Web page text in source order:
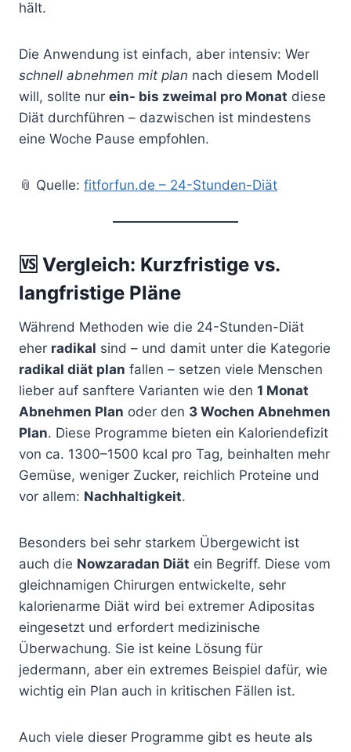
hält.
Die Anwendung ist einfach, aber intensiv: Wer
schnell abnehmen mit plan nach diesem Modell
will, sollte nur ein- bis zweimal pro Monat diese
Diät durchführen – dazwischen ist mindestens
eine Woche Pause empfohlen.
📎 Quelle: fitforfun.de – 24-Stunden-Diät
🆚 Vergleich: Kurzfristige vs.
langfristige Pläne
Während Methoden wie die 24-Stunden-Diät
eher radikal sind – und damit unter die Kategorie
radikal diät plan fallen – setzen viele Menschen
lieber auf sanftere Varianten wie den 1 Monat
Abnehmen Plan oder den 3 Wochen Abnehmen
Plan. Diese Programme bieten ein Kaloriendefizit
von ca. 1300–1500 kcal pro Tag, beinhalten mehr
Gemüse, weniger Zucker, reichlich Proteine und
vor allem: Nachhaltigkeit.
Besonders bei sehr starkem Übergewicht ist
auch die Nowzaradan Diät ein Begriff. Diese vom
gleichnamigen Chirurgen entwickelte, sehr
kalorienarme Diät wird bei extremer Adipositas
eingesetzt und erfordert medizinische
Überwachung. Sie ist keine Lösung für
jedermann, aber ein extremes Beispiel dafür, wie
wichtig ein Plan auch in kritischen Fällen ist.
Auch viele dieser Programme gibt es heute als